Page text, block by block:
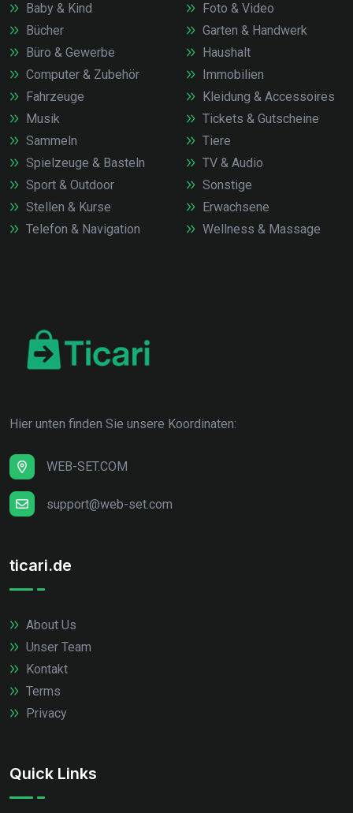
Baby & Kind
Bücher
Büro & Gewerbe
Computer & Zubehör
Fahrzeuge
Foto & Video
Garten & Handwerk
Haushalt
Immobilien
Kleidung & Accessoires
Musik
Sammeln
Spielzeuge & Basteln
Sport & Outdoor
Stellen & Kurse
Telefon & Navigation
Tickets & Gutscheine
Tiere
TV & Audio
Sonstige
Erwachsene
Wellness & Massage
Hier unten finden Sie unsere Koordinaten:
WEB-SET.COM
support@web-set.com
ticari.de
About Us
Unser Team
Kontakt
Terms
Privacy
Quick Links